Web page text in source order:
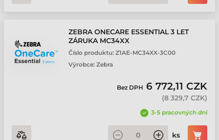
ZEBRA ONECARE ESSENTIAL 3 LET
ZÁRUKA MC34XX
Číslo produktu: Z1AE-MC34XX-3C00
Výrobce: Zebra
Bez DPH 6 772,11 CZK
(8 329,7 CZK)
3-5 pracovných dní
ks